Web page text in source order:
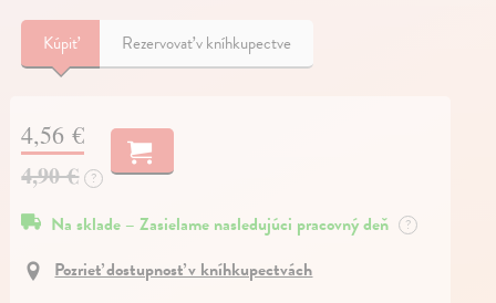
Kúpiť Rezervovať v kníhkupectve
4,56 €
4,90 € ?
Na sklade – Zasielame nasledujúci pracovný deň ?
Pozrieť dostupnosť v kníhkupectvách